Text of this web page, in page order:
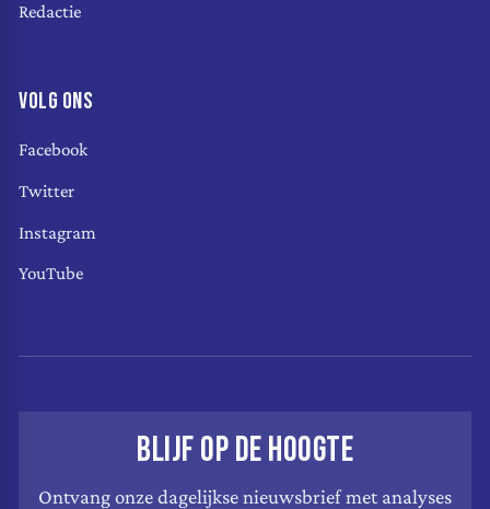
Redactie
VOLG ONS
Facebook
Twitter
Instagram
YouTube
BLIJF OP DE HOOGTE
Ontvang onze dagelijkse nieuwsbrief met analyses